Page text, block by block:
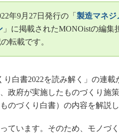
EdgeTech+
日本ものづくりワールド
AUTOMOTIVE WORLD
産業オープンネット展
車載ソフト開発
ISO26262
無償設計ツール
S＆OP
インダストリー4.0
製造業ビッグデータ
年9月27日発行の「 製造マネジ
」に掲載されたMONOistの編集
転載です。
白書2022を読み解く」の連載
政府が実施したものづくり施
ものづくり白書）の内容を解説
ています。そのため、モノづ